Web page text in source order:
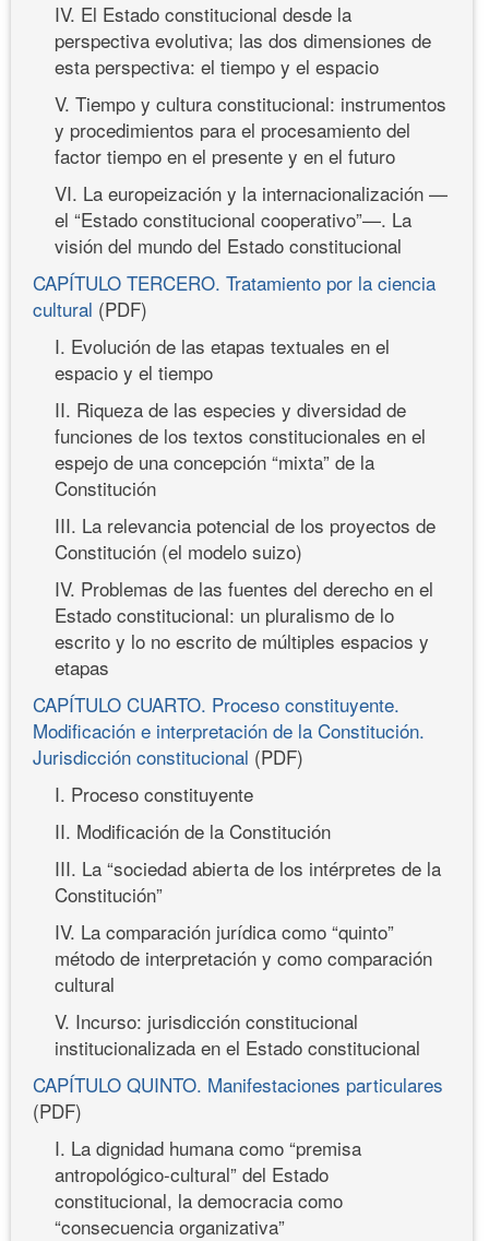
IV. El Estado constitucional desde la
perspectiva evolutiva; las dos dimensiones de
esta perspectiva: el tiempo y el espacio
V. Tiempo y cultura constitucional: instrumentos
y procedimientos para el procesamiento del
factor tiempo en el presente y en el futuro
VI. La europeización y la internacionalización —
el “Estado constitucional cooperativo”—. La
visión del mundo del Estado constitucional
CAPÍTULO TERCERO. Tratamiento por la ciencia
cultural (PDF)
I. Evolución de las etapas textuales en el
espacio y el tiempo
II. Riqueza de las especies y diversidad de
funciones de los textos constitucionales en el
espejo de una concepción “mixta” de la
Constitución
III. La relevancia potencial de los proyectos de
Constitución (el modelo suizo)
IV. Problemas de las fuentes del derecho en el
Estado constitucional: un pluralismo de lo
escrito y lo no escrito de múltiples espacios y
etapas
CAPÍTULO CUARTO. Proceso constituyente.
Modificación e interpretación de la Constitución.
Jurisdicción constitucional (PDF)
I. Proceso constituyente
II. Modificación de la Constitución
III. La “sociedad abierta de los intérpretes de la
Constitución”
IV. La comparación jurídica como “quinto”
método de interpretación y como comparación
cultural
V. Incurso: jurisdicción constitucional
institucionalizada en el Estado constitucional
CAPÍTULO QUINTO. Manifestaciones particulares
(PDF)
I. La dignidad humana como “premisa
antropológico-cultural” del Estado
constitucional, la democracia como
“consecuencia organizativa”